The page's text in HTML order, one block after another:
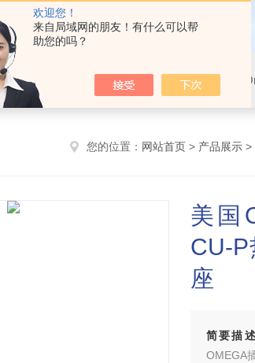
欢迎您！
来自局域网的朋友！有什么可以帮
助您的吗？
您的位置： 网站首页 > 产品展示 >
美国
CU-
座
简要描述
OMEGA